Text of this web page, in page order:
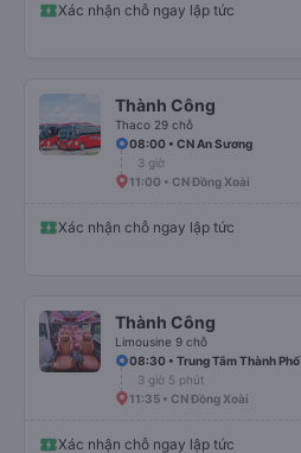
Xác nhận chỗ ngay lập tức
Thành Công
Thaco 29 chỗ
08:00 • CN An Sương
3 giờ
11:00 • CN Đồng Xoài
Xác nhận chỗ ngay lập tức
Thành Công
Limousine 9 chỗ
08:30 • Trung Tâm Thành Phố
3 giờ 5 phút
11:35 • CN Đồng Xoài
Xác nhận chỗ ngay lập tức